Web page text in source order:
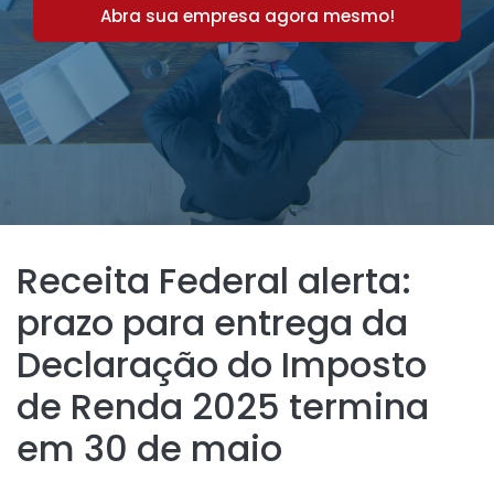
Abra sua empresa agora mesmo!
Receita Federal alerta:
prazo para entrega da
Declaração do Imposto
de Renda 2025 termina
em 30 de maio